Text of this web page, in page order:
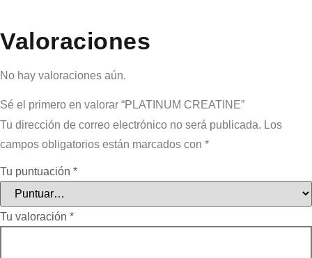
Valoraciones
No hay valoraciones aún.
Sé el primero en valorar “PLATINUM CREATINE”
Tu dirección de correo electrónico no será publicada. Los
campos obligatorios están marcados con *
Tu puntuación *
Tu valoración *